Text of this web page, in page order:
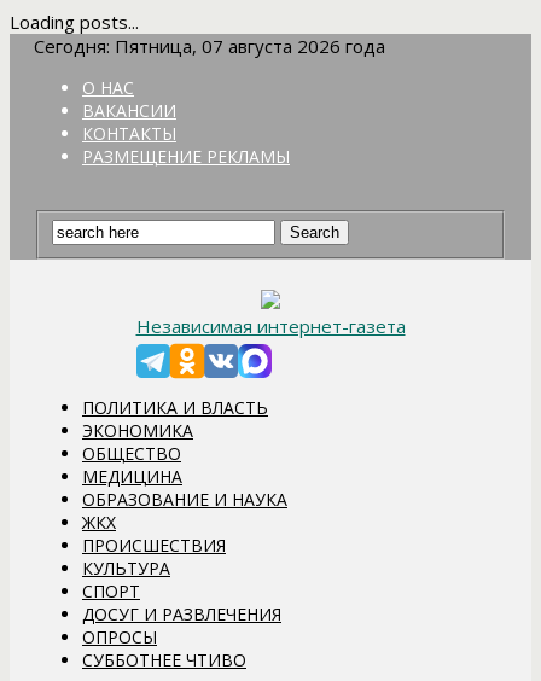
Loading posts...
Сегодня: Пятница, 07 августа 2026 года
О НАС
ВАКАНСИИ
КОНТАКТЫ
РАЗМЕЩЕНИЕ РЕКЛАМЫ
Независимая интернет-газета
ПОЛИТИКА И ВЛАСТЬ
ЭКОНОМИКА
ОБЩЕСТВО
МЕДИЦИНА
ОБРАЗОВАНИЕ И НАУКА
ЖКХ
ПРОИСШЕСТВИЯ
КУЛЬТУРА
СПОРТ
ДОСУГ И РАЗВЛЕЧЕНИЯ
ОПРОСЫ
СУББОТНЕЕ ЧТИВО